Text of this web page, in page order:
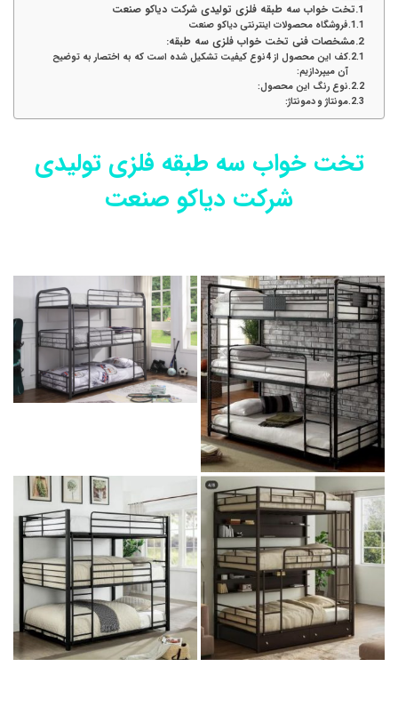
تخت خواب سه طبقه فلزی تولیدی شرکت دیاکو صنعت
فروشگاه محصولات اینترنتی دیاکو صنعت
مشخصات فنی تخت خواب فلزی سه طبقه:
کف این محصول از 4نوع کیفیت تشکیل شده است که به اختصار به توضیح
آن میپردازیم:
نوع رنگ این محصول:
مونتاژ و دمونتاژ:
تخت خواب سه طبقه فلزی تولیدی
شرکت دیاکو صنعت
تخت سه طبقه فلزی
تخت خواب سه طبقه فلزی